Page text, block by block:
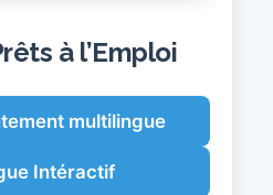
à l’Emploi
multilingue
Intéractif